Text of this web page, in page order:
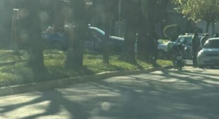
NO TE PIERDAS
Sunchales: detuvieron a dos hombres
persecución y secuestraron una